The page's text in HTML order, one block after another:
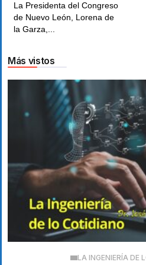
La Presidenta del Congreso
de Nuevo León, Lorena de
la Garza,...
Más vistos
LA INGENIERÍA DE